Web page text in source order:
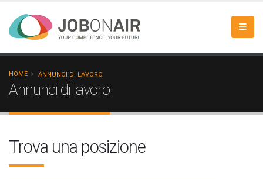
HOME ANNUNCI DI LAVORO
Annunci di lavoro
Trova una posizione